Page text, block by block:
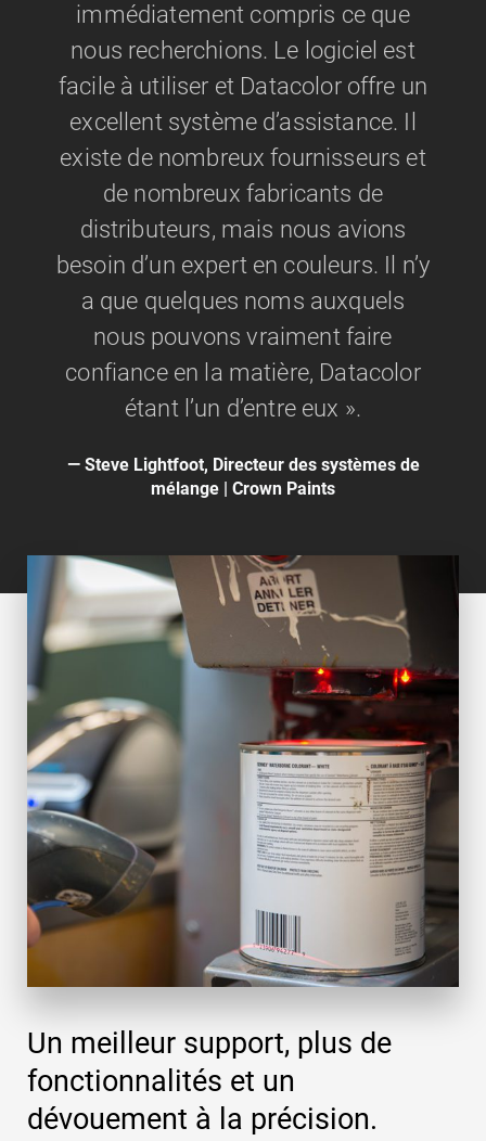
immédiatement compris ce que
nous recherchions. Le logiciel est
facile à utiliser et Datacolor offre un
excellent système d’assistance. Il
existe de nombreux fournisseurs et
de nombreux fabricants de
distributeurs, mais nous avions
besoin d’un expert en couleurs. Il n’y
a que quelques noms auxquels
nous pouvons vraiment faire
confiance en la matière, Datacolor
étant l’un d’entre eux ».
Steve Lightfoot, Directeur des systèmes de
mélange | Crown Paints
Un meilleur support, plus de
fonctionnalités et un
dévouement à la précision.